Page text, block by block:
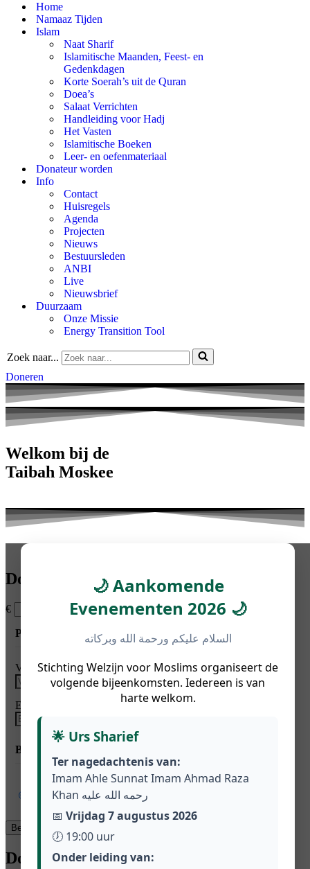
Home
Namaaz Tijden
Islam
Naat Sharif
Islamitische Maanden, Feest- en
Gedenkdagen
Korte Soerah’s uit de Quran
Doea’s
Salaat Verrichten
Handleiding voor Hadj
Het Vasten
Islamitische Boeken
Leer- en oefenmateriaal
Donateur worden
Info
Contact
Huisregels
Agenda
Projecten
Nieuws
Bestuursleden
ANBI
Live
Nieuwsbrief
Duurzaam
Onze Missie
Energy Transition Tool
Zoek naar...
Doneren
Welkom bij de
Taibah Moskee
🌙 Aankomende
Evenementen 2026 🌙
السلام عليكم ورحمة الله وبركاته
Stichting Welzijn voor Moslims organiseert de
volgende bijeenkomsten. Iedereen is van
harte welkom.
🌟 Urs Sharief
Ter nagedachtenis van:
Imam Ahle Sunnat Imam Ahmad Raza
Khan رحمه الله عليه
📅 Vrijdag 7 augustus 2026
🕖 19:00 uur
Onder leiding van:
Donatie Moskee
€
Persoonlijke informatie
Voornaam* Achternaam
E-mailadres
Betalingsinformatie
iDEAL | Wero
Donatie Moskee